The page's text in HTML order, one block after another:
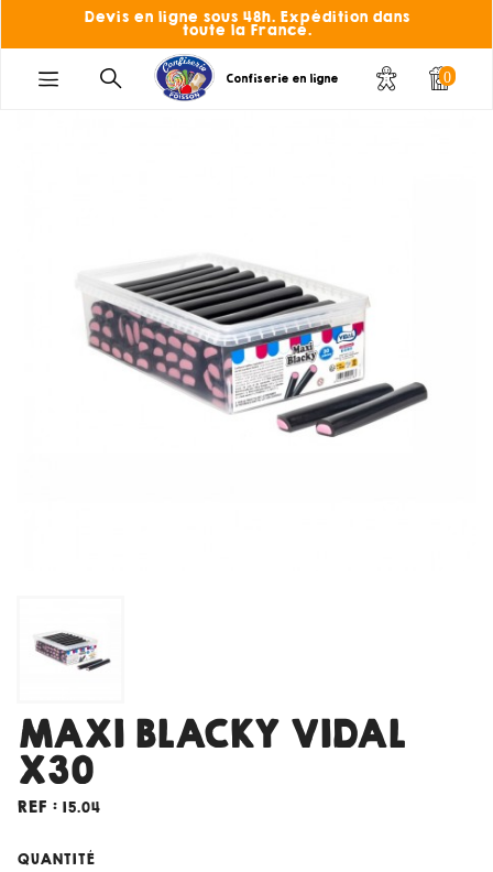
Devis en ligne sous 48h. Expédition dans
toute la France.
Confiserie en ligne 0
MAXI BLACKY VIDAL
X30
REF : 15.04
QUANTITÉ